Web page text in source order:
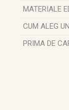
MATERIALE
CUM ALEG
PRIMA DE